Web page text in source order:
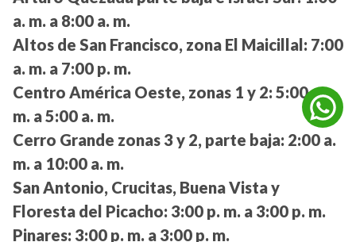
a. m. a 8:00 a. m.
Altos de San Francisco, zona El Maicillal: 7:00
a. m. a 7:00 p. m.
Centro América Oeste, zonas 1 y 2: 5:00 a.
m. a 5:00 a. m.
Cerro Grande zonas 3 y 2, parte baja: 2:00 a.
m. a 10:00 a. m.
San Antonio, Crucitas, Buena Vista y
Floresta del Picacho: 3:00 p. m. a 3:00 p. m.
Pinares: 3:00 p. m. a 3:00 p. m.